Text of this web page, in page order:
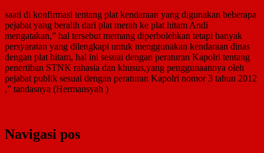
saati di konfirmasi tentang plat kendaraan yang digunakan beberapa
pejabat yang beralih dari plat merah ke plat hitam Andi
mengatakan,” hal tersebut memang diperbolehkan tetapi banyak
persyaratan yang dilengkapi untuk menggunakan kendaraan dinas
dengan plat hitam, hal ini sesuai dengan peraturan Kapolri tentang
penertiban STNK rahasia dan khusus,yang penggunaannya oleh
pejabat publik sesuai dengan peraturan Kapolri nomor 3 tahun 2012
,” tandasnya (Hermansyah )
Navigasi pos